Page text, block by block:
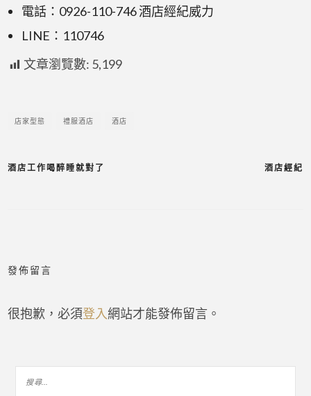
電話：0926-110-746 酒店經紀威力
LINE：110746
文章瀏覽數: 5,199
店家型態 禮服酒店 酒店
酒店經紀
酒店工作喝醉睡就對了
發佈留言
很抱歉，必須登入網站才能發佈留言。